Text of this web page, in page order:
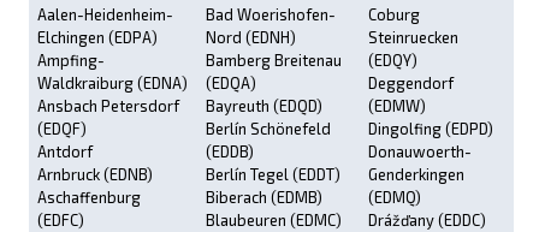
Aalen-Heidenheim-
Elchingen (EDPA)
Ampfing-
Waldkraiburg (EDNA)
Ansbach Petersdorf
(EDQF)
Antdorf
Arnbruck (EDNB)
Aschaffenburg
(EDFC)
Bad Woerishofen-
Nord (EDNH)
Bamberg Breitenau
(EDQA)
Bayreuth (EDQD)
Berlín Schönefeld
(EDDB)
Berlín Tegel (EDDT)
Biberach (EDMB)
Blaubeuren (EDMC)
Coburg
Steinruecken
(EDQY)
Deggendorf
(EDMW)
Dingolfing (EDPD)
Donauwoerth-
Genderkingen
(EDMQ)
Drážďany (EDDC)